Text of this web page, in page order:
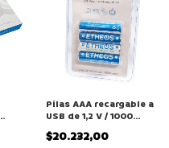
Pilas AAA recargable a
USB de 1,2 V / 1000
mAh Etheos
"PRX43A10"
$20.232,00